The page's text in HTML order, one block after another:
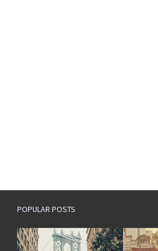
POPULAR POSTS